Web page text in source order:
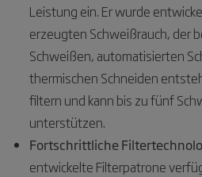
Leistung ein. Er wurde
erzeugten Schweißrauch, der
Schweißen, automatisierten
thermischen Schneiden
filtern und kann bis zu fünf
unterstützen.
Fortschrittliche
entwickelte Filterpatrone